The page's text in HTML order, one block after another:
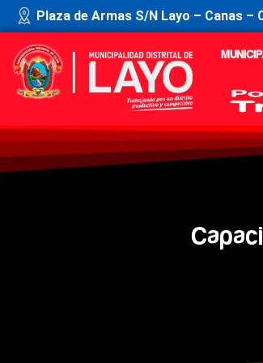
Plaza de Armas S/N Layo – Canas –